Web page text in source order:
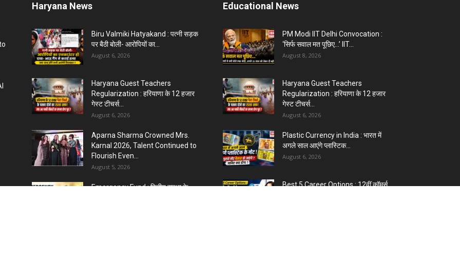
Haryana News
Biru Valmiki Hatyakand : पत्नी सड़क
पर बैठी बोली- आरोपियों का...
August 6, 2026
Haryana Guest Teachers
Regularization : हरियाणा के 12 हजार
गेस्ट टीचर्स...
August 6, 2026
Aparna Sharma Crowned Mrs.
Karnal 2026, Talent Continued to
Flourish Even...
August 5, 2026
Emergency Fund : वित्तीय सुरक्षा के
Educational News
PM Modi IIT Delhi Convocation :
‘सिर्फ सवाल मत पूछिए…’ IIT...
August 8, 2026
Haryana Guest Teachers
Regularization : हरियाणा के 12 हजार
गेस्ट टीचर्स...
August 6, 2026
Plastic Currency in India : भारत में
अगले साल आएंगे प्लास्टिक...
August 6, 2026
Best 5 Career Options : 12वीं कॉमर्स